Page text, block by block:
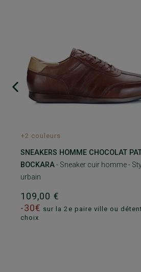
+2 couleurs
SNEAKERS HOMME CHOCOLAT
BOCKARA- Sneaker cuir homme -
urbain
109,00 €
-30€ sur la 2e paire ville ou
choix